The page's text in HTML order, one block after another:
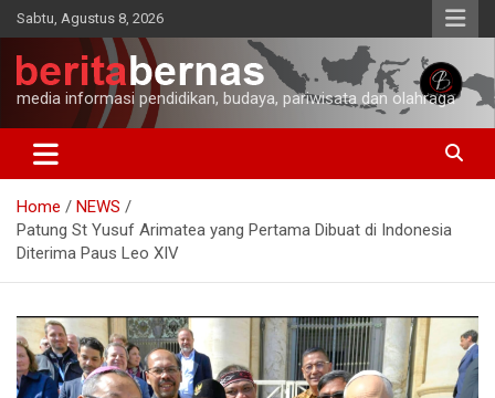
Skip
to
content
Sabtu, Agustus 8, 2026
media informasi pendidikan, budaya, pariwisata dan olahraga
Home
NEWS
Patung St Yusuf Arimatea yang Pertama Dibuat di Indonesia
Diterima Paus Leo XIV